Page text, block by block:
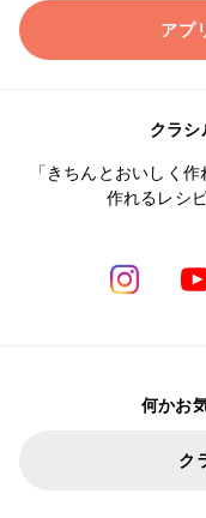
アプ
クラシ
「きちんとおいしく
作れるレシ
何かお
ク